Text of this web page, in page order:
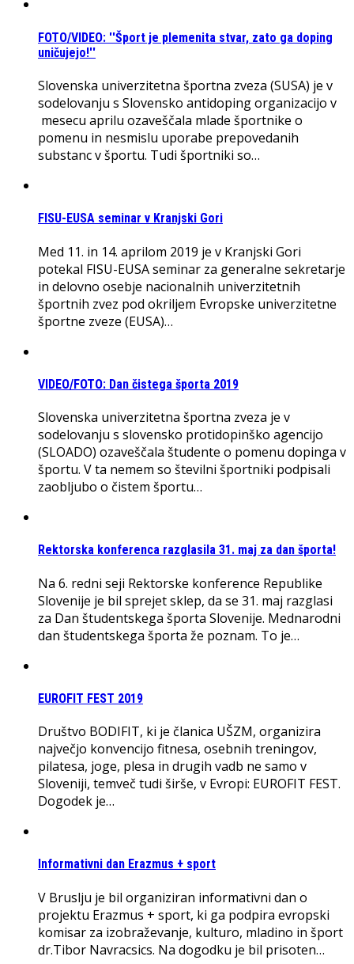
FOTO/VIDEO: ''Šport je plemenita stvar, zato ga doping
uničujejo!''
Slovenska univerzitetna športna zveza (SUSA) je v
sodelovanju s Slovensko antidoping organizacijo v
mesecu aprilu ozaveščala mlade športnike o
pomenu in nesmislu uporabe prepovedanih
substanc v športu. Tudi športniki so…
FISU-EUSA seminar v Kranjski Gori
Med 11. in 14. aprilom 2019 je v Kranjski Gori
potekal FISU-EUSA seminar za generalne sekretarje
in delovno osebje nacionalnih univerzitetnih
športnih zvez pod okriljem Evropske univerzitetne
športne zveze (EUSA)…
VIDEO/FOTO: Dan čistega športa 2019
Slovenska univerzitetna športna zveza je v
sodelovanju s slovensko protidopinško agencijo
(SLOADO) ozaveščala študente o pomenu dopinga v
športu. V ta nemem so številni športniki podpisali
zaobljubo o čistem športu…
Rektorska konferenca razglasila 31. maj za dan športa!
Na 6. redni seji Rektorske konference Republike
Slovenije je bil sprejet sklep, da se 31. maj razglasi
za Dan študentskega športa Slovenije. Mednarodni
dan študentskega športa že poznam. To je…
EUROFIT FEST 2019
Društvo BODIFIT, ki je članica UŠZM, organizira
največjo konvencijo fitnesa, osebnih treningov,
pilatesa, joge, plesa in drugih vadb ne samo v
Sloveniji, temveč tudi širše, v Evropi: EUROFIT FEST.
Dogodek je…
Informativni dan Erazmus + sport
V Bruslju je bil organiziran informativni dan o
projektu Erazmus + sport, ki ga podpira evropski
komisar za izobraževanje, kulturo, mladino in šport
dr.Tibor Navracsics. Na dogodku je bil prisoten…